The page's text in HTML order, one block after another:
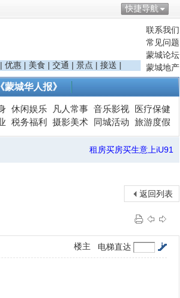
快捷导航
联系我们
常见问题
蒙城论坛
蒙城地产
| 优惠 | 美食 | 交通 | 景点 | 接送 |
《蒙城华人报》
休闲娱乐 凡人常事 音乐影视
医疗保健
税务福利 摄影美术 同城活动 旅游度假
租房买房买生意上iU91
返回列表
电梯直达
楼主